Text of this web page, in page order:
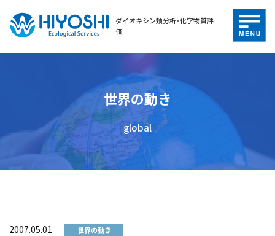
ダイオキシン類分析･化学物質評
価
世界の動き
global
2007.05.01 世界の動き